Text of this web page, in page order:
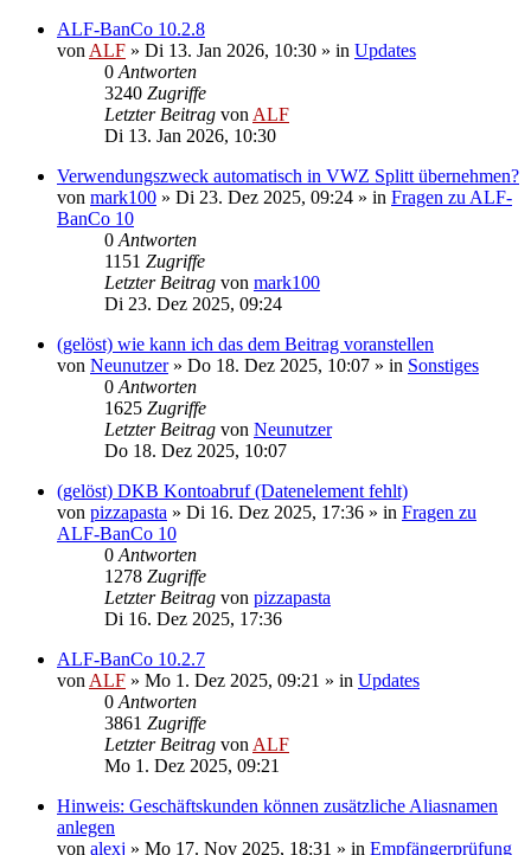
ALF-BanCo 10.2.8
von ALF » Di 13. Jan 2026, 10:30 » in Updates
0 Antworten
3240 Zugriffe
Letzter Beitrag von ALF
Di 13. Jan 2026, 10:30
Verwendungszweck automatisch in VWZ Splitt übernehmen?
von mark100 » Di 23. Dez 2025, 09:24 » in Fragen zu ALF-
BanCo 10
0 Antworten
1151 Zugriffe
Letzter Beitrag von mark100
Di 23. Dez 2025, 09:24
(gelöst) wie kann ich das dem Beitrag voranstellen
von Neunutzer» Do 18. Dez 2025, 10:07 » in Sonstiges
0 Antworten
1625 Zugriffe
Letzter Beitrag von Neunutzer
Do 18. Dez 2025, 10:07
(gelöst) DKB Kontoabruf (Datenelement fehlt)
von pizzapasta » Di 16. Dez 2025, 17:36 » in Fragen zu
ALF-BanCo 10
0 Antworten
1278 Zugriffe
Letzter Beitrag von pizzapasta
Di 16. Dez 2025, 17:36
ALF-BanCo 10.2.7
von ALF » Mo 1. Dez 2025, 09:21 » in Updates
0 Antworten
3861 Zugriffe
Letzter Beitrag von ALF
Mo 1. Dez 2025, 09:21
Hinweis: Geschäftskunden können zusätzliche Aliasnamen
anlegen
von alexj » Mo 17. Nov 2025, 18:31 » in Empfängerprüfung